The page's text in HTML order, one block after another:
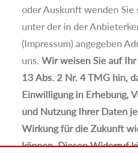
oder Auskunft wenden Sie
unter der in der
(Impressum) angegeben
uns. Wir weisen Sie auf Ihr
13 Abs. 2 Nr. 4 TMG hin,
Einwilligung in Erhebung,
und Nutzung Ihrer Daten
Wirkung für die Zukunft
können. Diesen Widerruf